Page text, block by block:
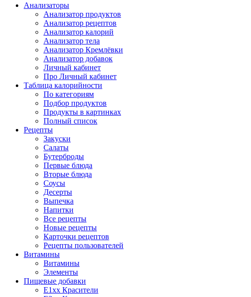
Анализаторы
Анализатор продуктов
Анализатор рецептов
Анализатор калорий
Анализатор тела
Анализатор Кремлёвки
Анализатор добавок
Личный кабинет
Про Личный кабинет
Таблица калорийности
По категориям
Подбор продуктов
Продукты в картинках
Полный список
Рецепты
Закуски
Салаты
Бутерброды
Первые блюда
Вторые блюда
Соусы
Десерты
Выпечка
Напитки
Все рецепты
Новые рецепты
Карточки рецептов
Рецепты пользователей
Витамины
Витамины
Элементы
Пищевые добавки
E1xx Красители